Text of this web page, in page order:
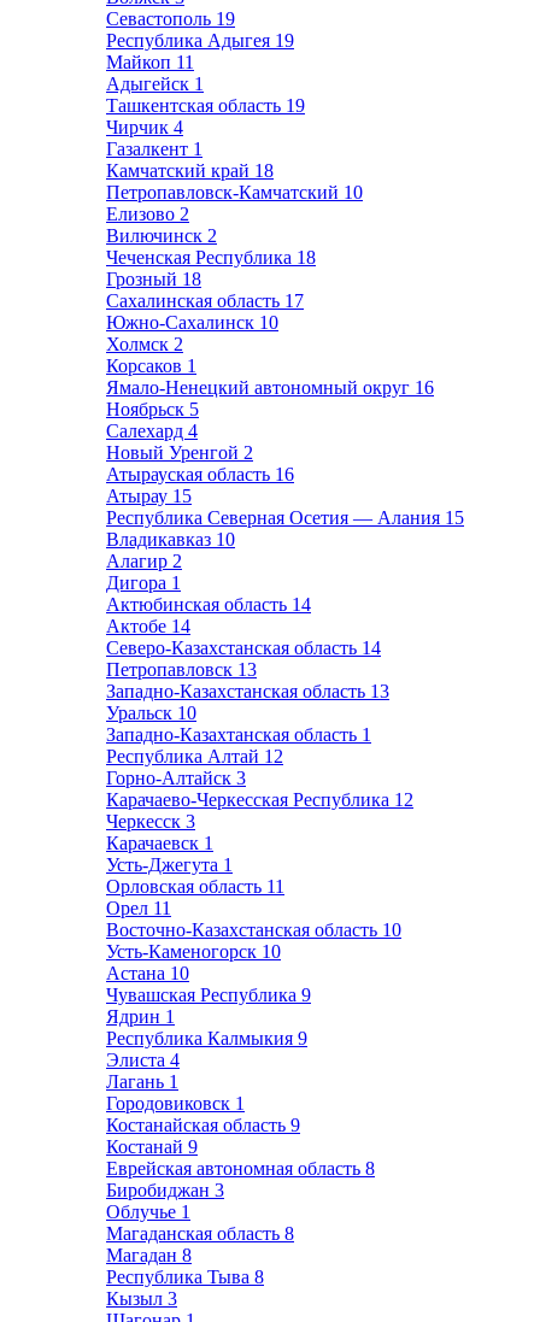
Севастополь 19
Республика Адыгея 19
Майкоп 11
Адыгейск 1
Ташкентская область 19
Чирчик 4
Газалкент 1
Камчатский край 18
Петропавловск-Камчатский 10
Елизово 2
Вилючинск 2
Чеченская Республика 18
Грозный 18
Сахалинская область 17
Южно-Сахалинск 10
Холмск 2
Корсаков 1
Ямало-Ненецкий автономный округ 16
Ноябрьск 5
Салехард 4
Новый Уренгой 2
Атырауская область 16
Атырау 15
Республика Северная Осетия — Алания 15
Владикавказ 10
Алагир 2
Дигора 1
Актюбинская область 14
Актобе 14
Северо-Казахстанская область 14
Петропавловск 13
Западно-Казахстанская область 13
Уральск 10
Западно-Казахтанская область 1
Республика Алтай 12
Горно-Алтайск 3
Карачаево-Черкесская Республика 12
Черкесск 3
Карачаевск 1
Усть-Джегута 1
Орловская область 11
Орел 11
Восточно-Казахстанская область 10
Усть-Каменогорск 10
Астана 10
Чувашская Республика 9
Ядрин 1
Республика Калмыкия 9
Элиста 4
Лагань 1
Городовиковск 1
Костанайская область 9
Костанай 9
Еврейская автономная область 8
Биробиджан 3
Облучье 1
Магаданская область 8
Магадан 8
Республика Тыва 8
Кызыл 3